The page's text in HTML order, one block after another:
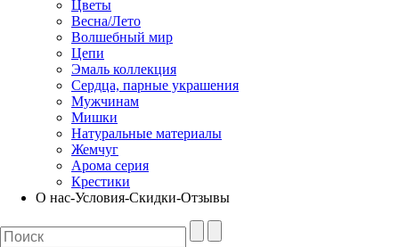
Цветы
Весна/Лето
Волшебный мир
Цепи
Эмаль коллекция
Сердца, парные украшения
Мужчинам
Мишки
Натуральные материалы
Жемчуг
Арома серия
Крестики
О нас-Условия-Скидки-Отзывы